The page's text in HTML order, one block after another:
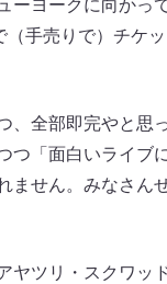
ーヨークに向かっ
手売りで）チケ
、全部即完やと
「面白いライブ
ません。みなさん
ヤツリ・スクワッ